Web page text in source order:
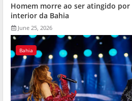
Homem morre ao ser atingido
interior da Bahia
June 25, 2026
Bahia